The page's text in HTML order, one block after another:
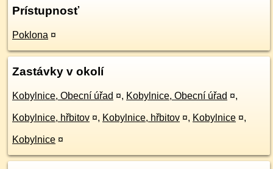
Prístupnosť
Poklona ¤
Zastávky v okolí
Kobylnice, Obecní úřad ¤, Kobylnice, Obecní úřad ¤,
Kobylnice, hřbitov ¤, Kobylnice, hřbitov ¤, Kobylnice ¤,
Kobylnice ¤